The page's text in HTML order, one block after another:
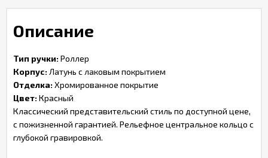
Описание
Тип ручки:Роллер
Корпус:Латунь с лаковым покрытием
Отделка:Хромированное покрытие
Цвет:Красный
Классический представительский стиль по доступной цене,
с пожизненной гарантией. Рельефное центральное кольцо с
глубокой гравировкой.